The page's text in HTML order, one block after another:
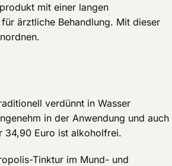
mit einer langen
ärztliche Behandlung. Mit dieser
verdünnt in Wasser
in der Anwendung und
34,90 Euro ist alkoholfrei.
Tinktur im Mund- und